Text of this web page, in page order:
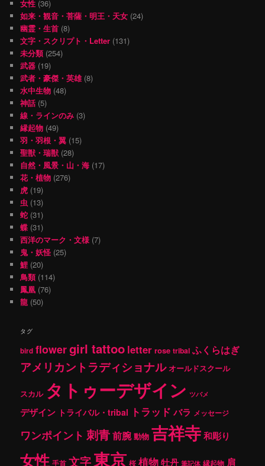
女性 (36)
如来・観音・菩薩・明王・天女 (24)
幽霊・生首 (8)
文字・スクリプト・Letter (131)
未分類(254)
武器 (19)
武者・豪傑・英雄(8)
水中生物 (48)
神話 (5)
線・ラインのみ (3)
縁起物 (49)
羽・羽根・翼 (15)
聖獣・瑞獣 (28)
自然・風景・山・海 (17)
花・植物 (276)
虎 (19)
虫 (13)
蛇 (31)
蝶 (31)
西洋のマーク・文様 (7)
鬼・妖怪 (25)
鯉 (20)
鳥類(114)
鳳凰 (76)
龍 (50)
タグ
bird flowergirl tattoo letter rose tribal ふくらはぎ
アメリカントラディショナル オールドスクール
スカル タトゥーデザイン ツバメ
デザイン トライバル・tribal トラッド バラ メッセージ
ワンポイント 刺青前腕 動物 吉祥寺和彫り
女性 手首 文字東京 桜 植物牡丹 筆記体 縁起物 肩